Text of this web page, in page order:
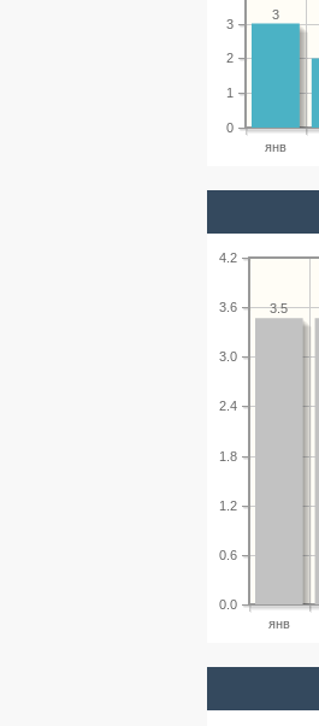
янв
0
1
2
3
3
янв
0.0
0.6
1.2
1.8
2.4
3.0
3.6
4.2
3.5